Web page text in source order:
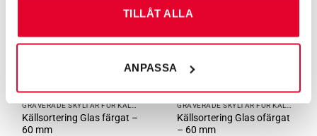
TILLÅT ALLA
ANPASSA
GRAVERADE SKYLTAR FÖR KÄLLSORTERING
Källsortering Glas färgat –
60 mm
GRAVERADE SKYLTAR FÖR KÄLLSORTERING
Källsortering Glas ofärgat
– 60 mm